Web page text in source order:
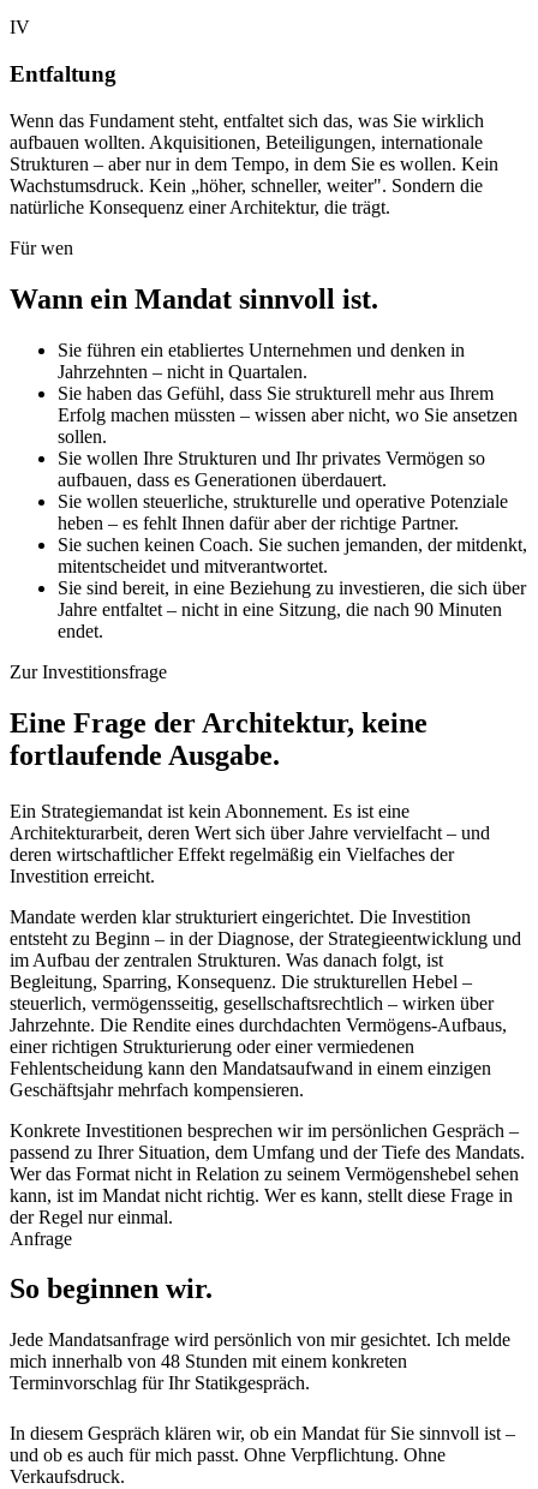
IV
Entfaltung
Wenn das Fundament steht, entfaltet sich das, was Sie wirklich
aufbauen wollten. Akquisitionen, Beteiligungen, internationale
Strukturen – aber nur in dem Tempo, in dem Sie es wollen. Kein
Wachstumsdruck. Kein „höher, schneller, weiter". Sondern die
natürliche Konsequenz einer Architektur, die trägt.
Für wen
Wann ein Mandat sinnvoll ist.
Sie führen ein etabliertes Unternehmen und denken in
Jahrzehnten – nicht in Quartalen.
Sie haben das Gefühl, dass Sie strukturell mehr aus Ihrem
Erfolg machen müssten – wissen aber nicht, wo Sie ansetzen
sollen.
Sie wollen Ihre Strukturen und Ihr privates Vermögen so
aufbauen, dass es Generationen überdauert.
Sie wollen steuerliche, strukturelle und operative Potenziale
heben – es fehlt Ihnen dafür aber der richtige Partner.
Sie suchen keinen Coach. Sie suchen jemanden, der mitdenkt,
mitentscheidet und mitverantwortet.
Sie sind bereit, in eine Beziehung zu investieren, die sich über
Jahre entfaltet – nicht in eine Sitzung, die nach 90 Minuten
endet.
Zur Investitionsfrage
Eine Frage der Architektur, keine
fortlaufende Ausgabe.
Ein Strategiemandat ist kein Abonnement. Es ist eine
Architekturarbeit, deren Wert sich über Jahre vervielfacht – und
deren wirtschaftlicher Effekt regelmäßig ein Vielfaches der
Investition erreicht.
Mandate werden klar strukturiert eingerichtet. Die Investition
entsteht zu Beginn – in der Diagnose, der Strategieentwicklung und
im Aufbau der zentralen Strukturen. Was danach folgt, ist
Begleitung, Sparring, Konsequenz. Die strukturellen Hebel –
steuerlich, vermögensseitig, gesellschaftsrechtlich – wirken über
Jahrzehnte. Die Rendite eines durchdachten Vermögens-Aufbaus,
einer richtigen Strukturierung oder einer vermiedenen
Fehlentscheidung kann den Mandatsaufwand in einem einzigen
Geschäftsjahr mehrfach kompensieren.
Konkrete Investitionen besprechen wir im persönlichen Gespräch –
passend zu Ihrer Situation, dem Umfang und der Tiefe des Mandats.
Wer das Format nicht in Relation zu seinem Vermögenshebel sehen
kann, ist im Mandat nicht richtig. Wer es kann, stellt diese Frage in
der Regel nur einmal.
Anfrage
So beginnen wir.
Jede Mandatsanfrage wird persönlich von mir gesichtet. Ich melde
mich innerhalb von 48 Stunden mit einem konkreten
Terminvorschlag für Ihr Statikgespräch.
In diesem Gespräch klären wir, ob ein Mandat für Sie sinnvoll ist –
und ob es auch für mich passt. Ohne Verpflichtung. Ohne
Verkaufsdruck.